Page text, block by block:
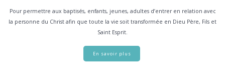
Pour permettre aux baptisés, enfants, jeunes, adultes d’entrer en relation avec
la personne du Christ afin que toute la vie soit transformée en Dieu Père, Fils et
Saint Esprit.
En savoir plus